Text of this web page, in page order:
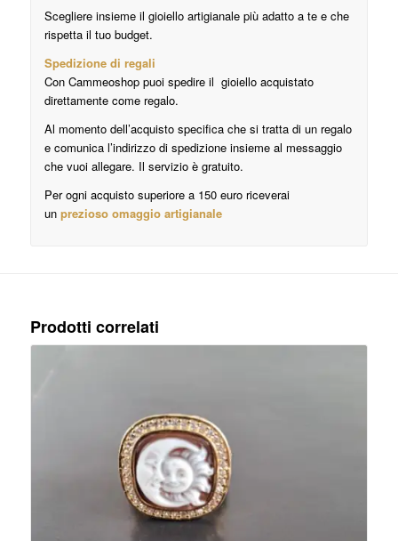
Scegliere insieme il gioiello artigianale più adatto a te e che
rispetta il tuo budget.
Spedizione di regali
Con Cammeoshop puoi spedire il gioiello acquistato
direttamente come regalo.
Al momento dell’acquisto specifica che si tratta di un regalo
e comunica l’indirizzo di spedizione insieme al messaggio
che vuoi allegare. Il servizio è gratuito.
Per ogni acquisto superiore a 150 euro riceverai
un prezioso omaggio artigianale
Prodotti correlati